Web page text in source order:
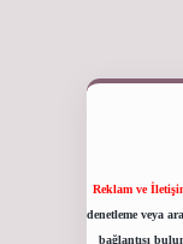
Reklam ve
denetleme veya
bağlantısı